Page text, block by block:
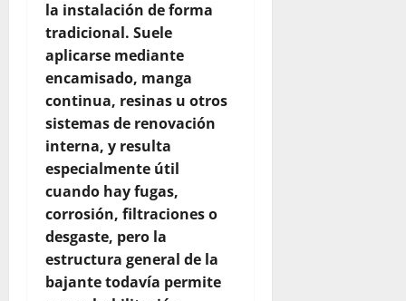
la instalación de forma
tradicional. Suele
aplicarse mediante
encamisado, manga
continua, resinas u otros
sistemas de renovación
interna, y resulta
especialmente útil
cuando hay fugas,
corrosión, filtraciones o
desgaste, pero la
estructura general de la
bajante todavía permite